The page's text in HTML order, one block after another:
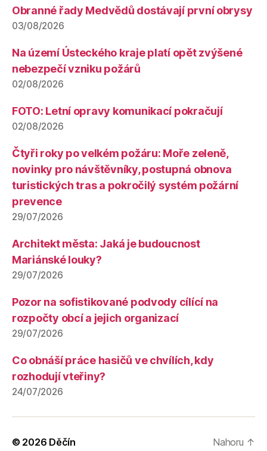
Obranné řady Medvědů dostávají první obrysy
03/08/2026
Na území Ústeckého kraje platí opět zvýšené
nebezpečí vzniku požárů
02/08/2026
FOTO: Letní opravy komunikací pokračují
02/08/2026
Čtyři roky po velkém požáru: Moře zeleně,
novinky pro návštěvníky, postupná obnova
turistických tras a pokročilý systém požární
prevence
29/07/2026
Architekt města: Jaká je budoucnost
Mariánské louky?
29/07/2026
Pozor na sofistikované podvody cílící na
rozpočty obcí a jejich organizací
29/07/2026
Co obnáší práce hasičů ve chvílích, kdy
rozhodují vteřiny?
24/07/2026
© 2026 Děčín Nahoru ↑